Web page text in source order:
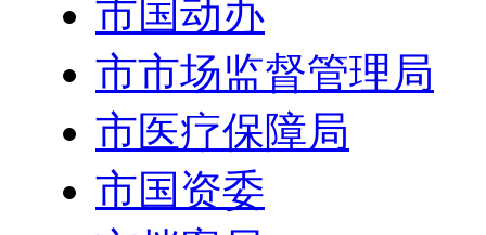
市国动办
市市场监督管理局
市医疗保障局
市国资委